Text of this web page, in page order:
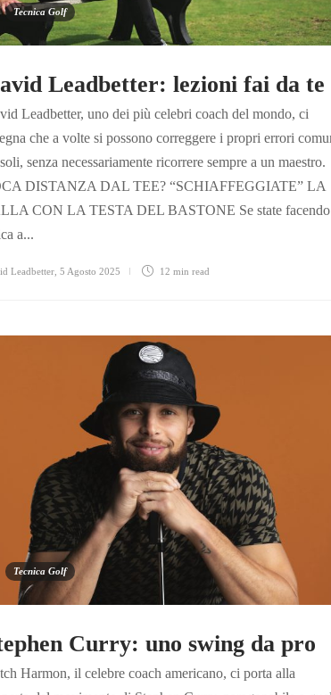
Tecnica Golf
Leadbetter: lezioni fai da te
Leadbetter, uno dei più celebri coach del mondo, ci
che a volte si possono correggere i propri errori
senza necessariamente ricorrere sempre a un maestro.
DISTANZA DAL TEE? “SCHIAFFEGGIATE” LA
CON LA TESTA DEL BASTONE Se state facendo
a...
Leadbetter 5 Agosto 2025 12 min read
Tecnica Golf
Curry: uno swing da pro
Harmon, il celebre coach americano, ci porta alla